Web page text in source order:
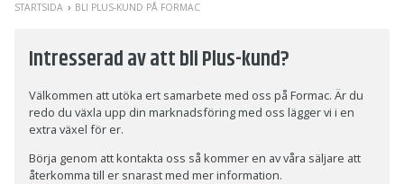
STARTSIDA BLI PLUS-KUND PÅ FORMAC
Intresserad av att bli Plus-kund?
Välkommen att utöka ert samarbete med oss på Formac. Är du
redo du växla upp din marknadsföring med oss lägger vi i en
extra växel för er.
Börja genom att kontakta oss så kommer en av våra säljare att
återkomma till er snarast med mer information.